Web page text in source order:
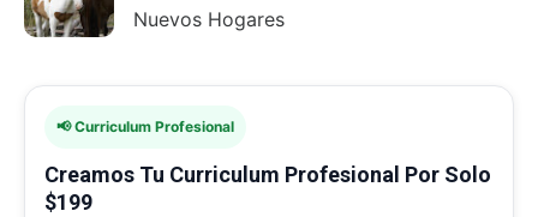
Nuevos Hogares
📢 Curriculum Profesional
Creamos Tu Curriculum Profesional Por Solo
$199